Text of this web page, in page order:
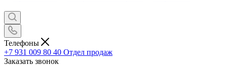
Телефоны
+7 931 009 80 40 Отдел продаж
Заказать звонок